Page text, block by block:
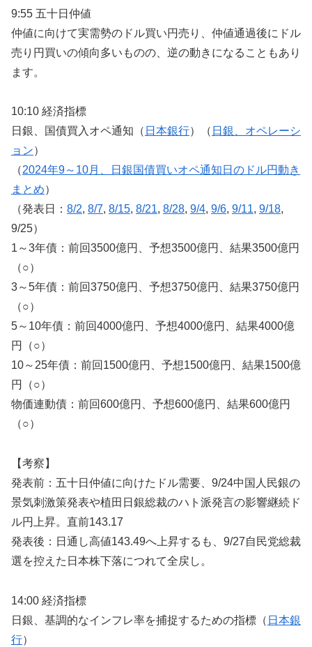
9:55 五十日仲値
仲値に向けて実需勢のドル買い円売り、仲値通過後にドル
売り円買いの傾向多いものの、逆の動きになることもあり
ます。
10:10 経済指標
日銀、国債買入オペ通知（ 日本銀行）（ 日銀、オペレーシ
ョン）
（2024年9～10月、日銀国債買いオペ通知日のドル円動き
まとめ）
（発表日： 8/2, 8/7, 8/15, 8/21, 8/28, 9/4, 9/6, 9/11, 9/18,
9/25）
1～3年債：前回3500億円、予想3500億円、結果3500億円
（○）
3～5年債：前回3750億円、予想3750億円、結果3750億円
（○）
5～10年債：前回4000億円、予想4000億円、結果4000億
円（○）
10～25年債：前回1500億円、予想1500億円、結果1500億
円（○）
物価連動債：前回600億円、予想600億円、結果600億円
（○）
【考察】
発表前：五十日仲値に向けたドル需要、9/24中国人民銀の
景気刺激策発表や植田日銀総裁のハト派発言の影響継続ド
ル円上昇。直前143.17
発表後：日通し高値143.49へ上昇するも、9/27自民党総裁
選を控えた日本株下落につれて全戻し。
14:00 経済指標
日銀、基調的なインフレ率を捕捉するための指標（ 日本銀
行）